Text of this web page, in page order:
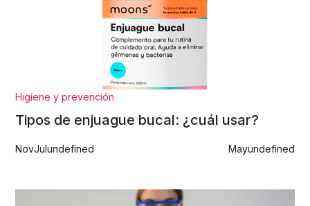
Higiene y prevención
Tipos de enjuague bucal: ¿cuál usar?
NovJulundefined Mayundefined